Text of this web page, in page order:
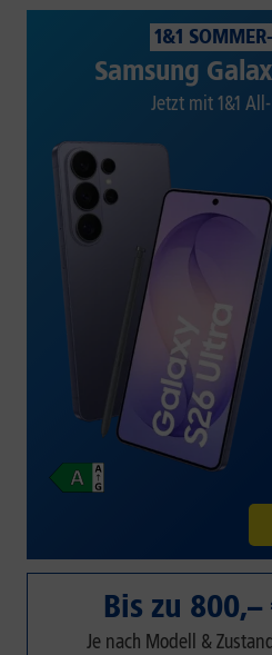
1&1
Samsung
Jetzt mit 1&1
Bis zu
Je nach Modell &